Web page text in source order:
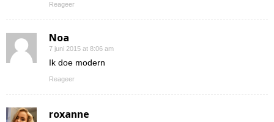
Reageer
Noa
7 juni 2015 at 8:06 am
Ik doe modern
Reageer
roxanne